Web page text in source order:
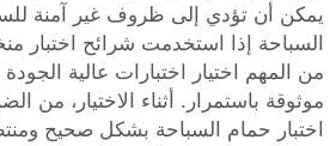
يمكن أن تؤدي إلى ظروف غير آمنة
السباحة إذا استخدمت شرائح اختبار
من المهم اختيار اختبارات عالية
موثوقة باستمرار. أثناء الاختيار، من
اختبار حمام السباحة بشكل صحيح